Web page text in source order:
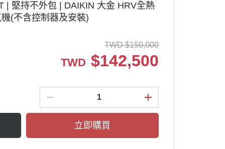
| 堅持不外包 | DAIKIN 大金 HRV全熱
(不含控制器及安裝)
TWD $150,000
TWD $142,500
立即購買